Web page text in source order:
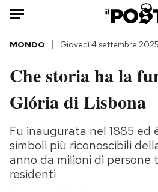
Auto
HOME
Italia
Politica
Tecnologia
Internet
MONDO Giovedì 4 settembre 2025
Che storia ha la
Glória di Lisbona
Fu inaugurata nel 1885 ed
simboli più riconoscibili
anno da milioni di persone
residenti